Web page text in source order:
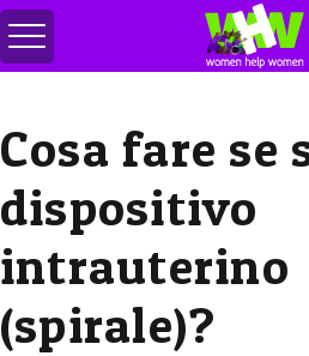
Attiva/disattiva
menu
Cosa fare se
dispositivo
intrauterino
(spirale)?